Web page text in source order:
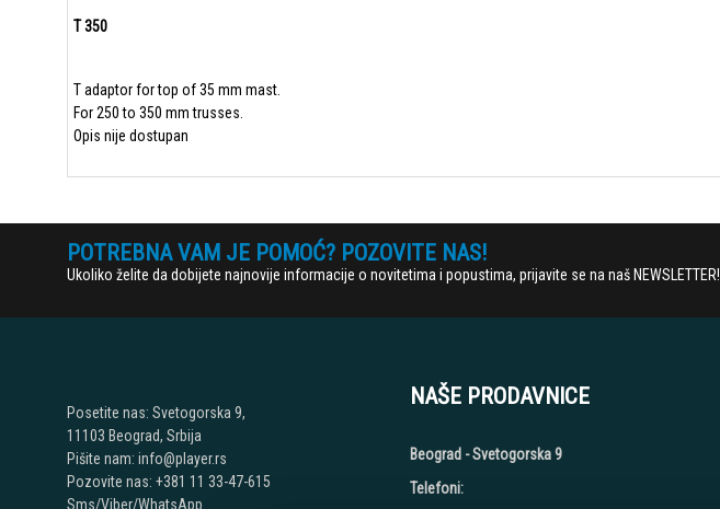
T 350
T adaptor for top of 35 mm mast.
For 250 to 350 mm trusses.
Opis nije dostupan
POTREBNA VAM JE POMOĆ? POZOVITE NAS!
Ukoliko želite da dobijete najnovije informacije o novitetima i popustima, prijavite se na naš NEWSLETTER!
Posetite nas: Svetogorska 9,
11103 Beograd, Srbija
Pišite nam: info@player.rs
Pozovite nas: +381 11 33-47-615
Sms/Viber/WhatsApp
NAŠE PRODAVNICE
Beograd - Svetogorska 9
Telefoni: